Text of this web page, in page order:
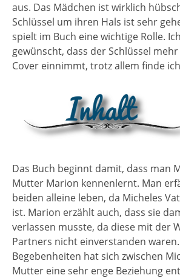
aus. Das Mädchen ist wirklich
Schlüssel um ihren Hals ist sehr
spielt im Buch eine wichtige Rolle.
gewünscht, dass der Schlüssel
Cover einnimmt, trotz allem finde
Das Buch beginnt damit, dass man
Mutter Marion kennenlernt. Man
beiden alleine leben, da Micheles
ist. Marion erzählt auch, dass sie
verlassen musste, da diese mit der
Partners nicht einverstanden
Begebenheiten hat sich zwischen
Mutter eine sehr enge Beziehung